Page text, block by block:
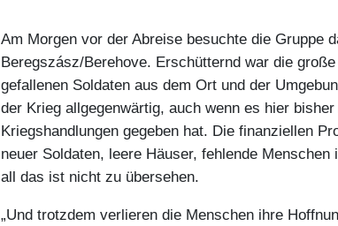
Am Morgen vor der Abreise besuchte die Gruppe
Beregszász/Berehove. Erschütternd war die
gefallenen Soldaten aus dem Ort und der
der Krieg allgegenwärtig, auch wenn es hier
Kriegshandlungen gegeben hat. Die finanziellen
neuer Soldaten, leere Häuser, fehlende
all das ist nicht zu übersehen.
„Und trotzdem verlieren die Menschen ihre